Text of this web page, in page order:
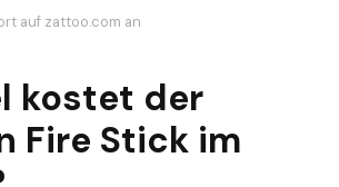
auf zattoo.com an
kostet der
Fire Stick im